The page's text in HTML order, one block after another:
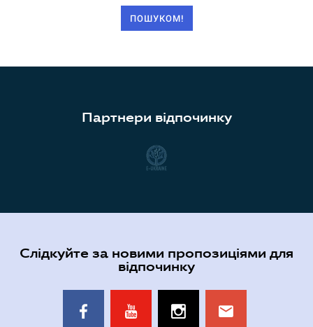
ПОШУКОМ!
Партнери відпочинку
Слідкуйте за новими пропозиціями для
відпочинку